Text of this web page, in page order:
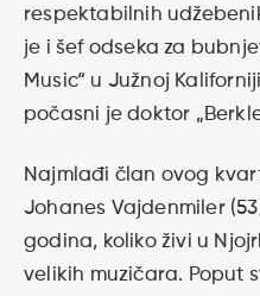
respektabilnih
je i šef odseka za
Music“ u Južnoj
počasni je doktor
Najmlađi član ovog
Johanes Vajdenmiler
godina, koliko živi u
velikih muzičara. Poput